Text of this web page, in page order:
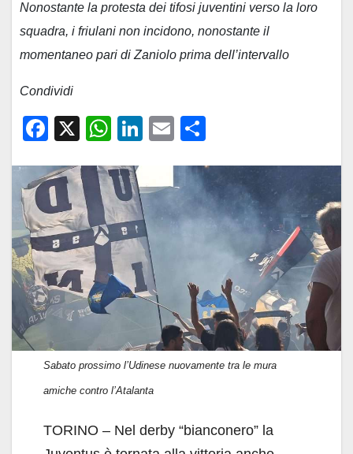
Nonostante la protesta dei tifosi juventini verso la loro
squadra, i friulani non incidono, nonostante il
momentaneo pari di Zaniolo prima dell’intervallo
Condividi
F
c
e
b
o
o
k
X
W
at
s
A
p
p
Li
e
dI
n
E
ail n
di
vi
di
Sabato prossimo l’Udinese nuovamente tra le mura
amiche contro l’Atalanta
TORINO – Nel derby “bianconero” la